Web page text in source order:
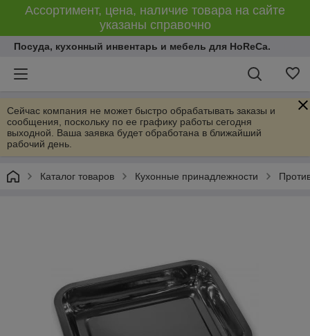
Ассортимент, цена, наличие товара на сайте
указаны справочно
Посуда, кухонный инвентарь и мебель для HoReCa.
Сейчас компания не может быстро обрабатывать заказы и
сообщения, поскольку по ее графику работы сегодня
выходной. Ваша заявка будет обработана в ближайший
рабочий день.
Каталог товаров Кухонные принадлежности